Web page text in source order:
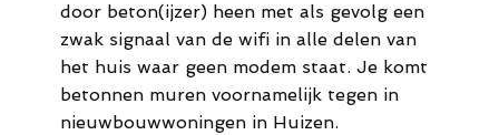
door beton(ijzer) heen met als gevolg een
zwak signaal van de wifi in alle delen van
het huis waar geen modem staat. Je komt
betonnen muren voornamelijk tegen in
nieuwbouwwoningen in Huizen.